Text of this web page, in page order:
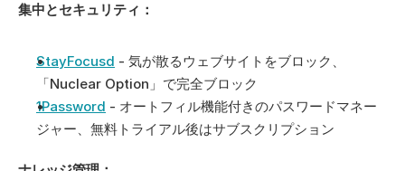
集中とセキュリティ：
StayFocusd - 気が散るウェブサイトをブロック、
「Nuclear Option」で完全ブロック
1Password - オートフィル機能付きのパスワードマネー
ジャー、無料トライアル後はサブスクリプション